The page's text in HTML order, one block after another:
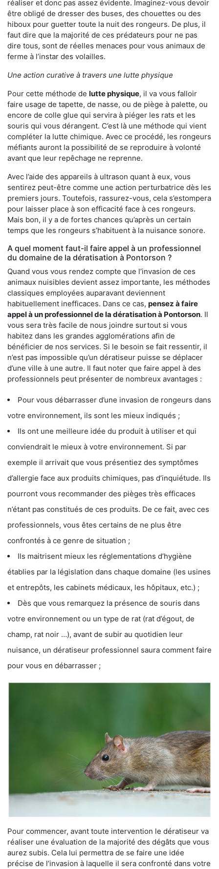
réaliser et donc pas assez évidente. Imaginez-vous devoir
être obligé de dresser des buses, des chouettes ou des
hiboux pour guetter toute la nuit des rongeurs. De plus, il
faut dire que la majorité de ces prédateurs pour ne pas
dire tous, sont de réelles menaces pour vous animaux de
ferme à l’instar des volailles.
Une action curative à travers une lutte physique
Pour cette méthode de lutte physique, il va vous falloir
faire usage de tapette, de nasse, ou de piège à palette, ou
encore de colle glue qui servira à piéger les rats et les
souris qui vous dérangent. C’est là une méthode qui vient
compléter la lutte chimique. Avec ce procédé, les rongeurs
méfiants auront la possibilité de se reproduire à volonté
avant que leur repêchage ne reprenne.
Avec l’aide des appareils à ultrason quant à eux, vous
sentirez peut-être comme une action perturbatrice dès les
premiers jours. Toutefois, rassurez-vous, cela s’estompera
pour laisser place à son efficacité face à ces rongeurs.
Mais bon, il y a de fortes chances qu’après un certain
temps que les rongeurs s’habituent à la nuisance sonore.
A quel moment faut-il faire appel à un professionnel
du domaine de la dératisation à Pontorson ?
Quand vous vous rendez compte que l’invasion de ces
animaux nuisibles devient assez importante, les méthodes
classiques employées auparavant deviennent
habituellement inefficaces. Dans ce cas, pensez à faire
appel à un professionnel de la dératisation à Pontorson. Il
vous sera très facile de nous joindre surtout si vous
habitez dans les grandes agglomérations afin de
bénéficier de nos services. Si le besoin se fait ressentir, il
n’est pas impossible qu’un dératiseur puisse se déplacer
d’une ville à une autre. Il faut noter que faire appel à des
professionnels peut présenter de nombreux avantages :
Pour vous débarrasser d’une invasion de rongeurs dans
votre environnement, ils sont les mieux indiqués ;
Ils ont une meilleure idée du produit à utiliser et qui
conviendrait le mieux à votre environnement. Si par
exemple il arrivait que vous présentiez des symptômes
d’allergie face aux produits chimiques, pas d’inquiétude. Ils
pourront vous recommander des pièges très efficaces
n’étant pas constitués de ces produits. De ce fait, avec ces
professionnels, vous êtes certains de ne plus être
confrontés à ce genre de situation ;
Ils maitrisent mieux les réglementations d’hygiène
établies par la législation dans chaque domaine (les usines
et entrepôts, les cabinets médicaux, les hôpitaux, etc.) ;
Dès que vous remarquez la présence de souris dans
votre environnement ou un type de rat (rat d’égout, de
champ, rat noir …), avant de subir au quotidien leur
nuisance, un dératiseur professionnel saura comment faire
pour vous en débarrasser ;
Pour commencer, avant toute intervention le dératiseur va
réaliser une évaluation de la majorité des dégâts que vous
aurez subis. Cela lui permettra de se faire une idée
précise de l’invasion à laquelle il sera confronté dans votre